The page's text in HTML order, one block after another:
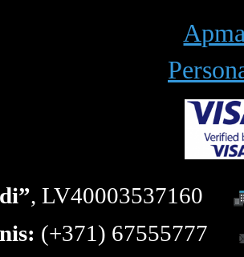
, LV40003537160
(+371) 67555777